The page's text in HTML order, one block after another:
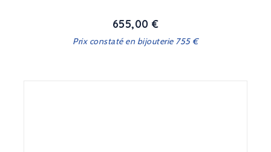
Prix
655,00 €
Prix constaté en bijouterie 755 €